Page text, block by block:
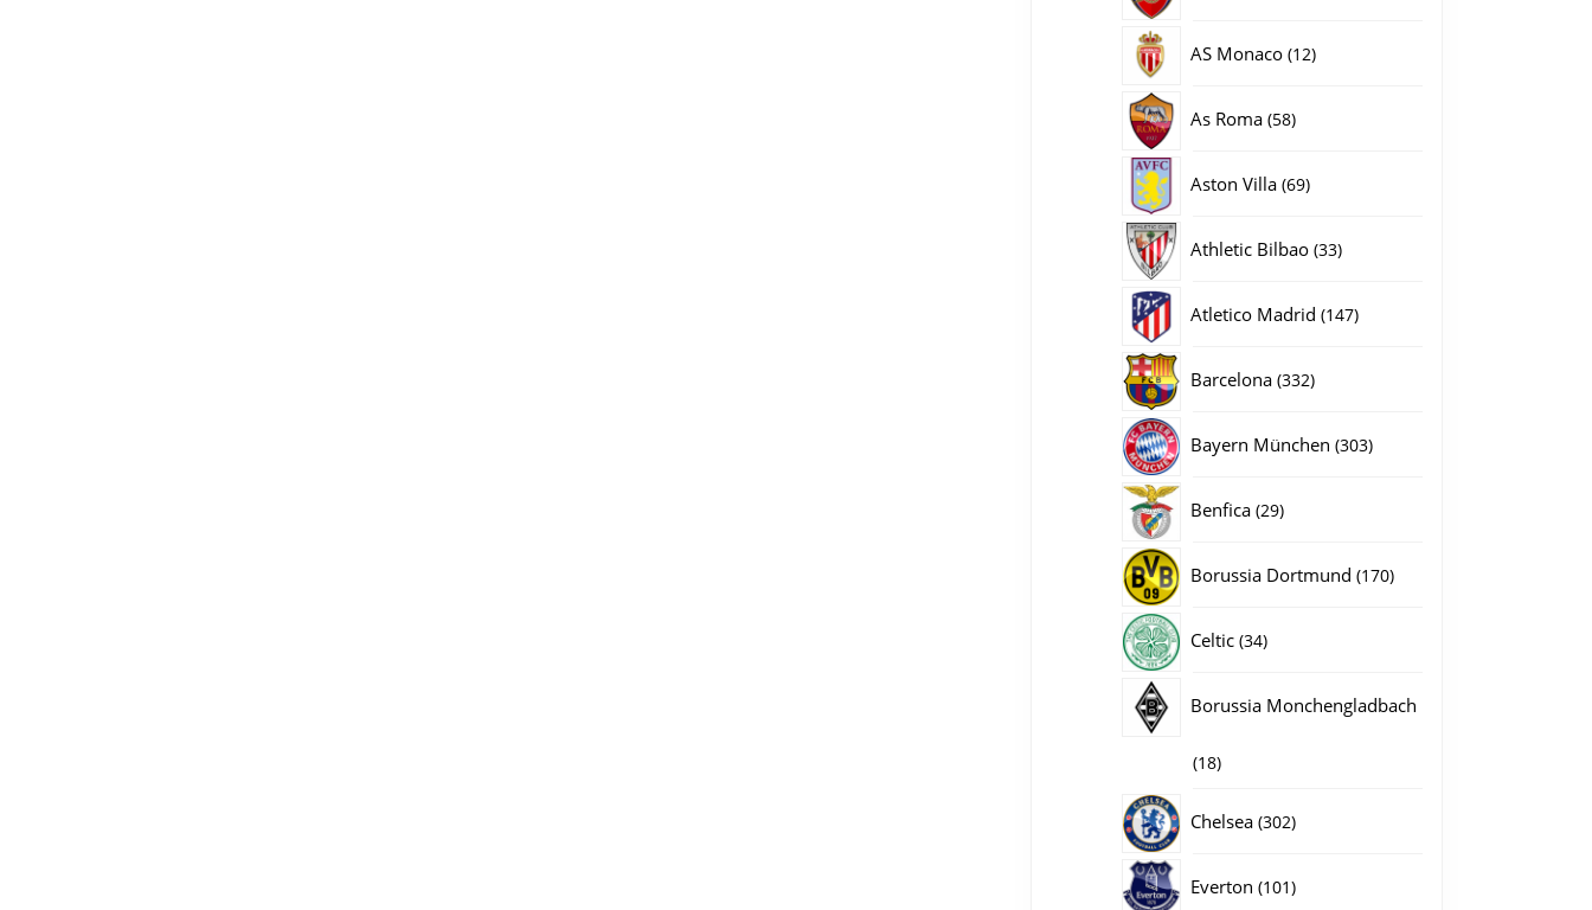
AS Monaco 1212
As Roma 5858
Aston Villa 6969
Athletic Bilbao 3333
Atletico Madrid 147147
Barcelona 332332
Bayern München 303303
Benfica 2929
Borussia Dortmund 170170
Celtic 3434
Borussia Monchengladbach
1818
producten
Chelsea 302302
Everton 101101